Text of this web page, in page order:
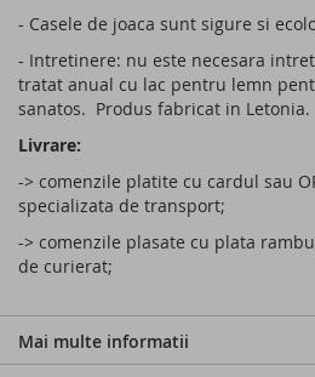
- Casele de joaca sunt sigure si
- Intretinere: nu este necesara
tratat anual cu lac pentru lemn
sanatos. Produs fabricat in Letonia.
Livrare:
-> comenzile platite cu cardul sau
specializata de transport;
-> comenzile plasate cu plata
de curierat;
Mai multe informatii